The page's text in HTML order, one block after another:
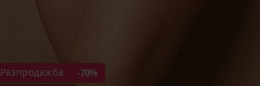
Разпродажба
-70%